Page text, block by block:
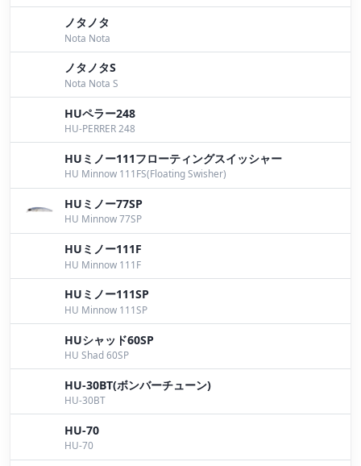
ソルトは今・・・
明日は4月の琵琶湖ー！by Yokoyama
X DAYでしたねby Nomura
週末は春の兆し！by Yokoyama
今週の琵琶湖は!?by Yokoyama
ライズバッカーRで！by Yoshida
明日は日曜日のプラを兼ねて出撃！
明日は湖上にby Yokoyama
週末を迎えますが…
明日は琵琶湖！by Yokoyama
次回出撃の準備by Yokoyama
フィッシングショーからのマザーレイク
懐かしいルアー！by Yokoyama
土曜日は琵琶湖へ！
ノタノタ
Nota Nota
ノタノタS
Nota Nota S
HUペラー248
HU-PERRER 248
HUミノー111フローティングスイッシャー
HU Minnow 111FS(Floating Swisher)
HUミノー77SP
HU Minnow 77SP
HUミノー111F
HU Minnow 111F
HUミノー111SP
HU Minnow 111SP
HUシャッド60SP
HU Shad 60SP
HU-30BT(ボンバーチューン)
HU-30BT
HU-70
HU-70